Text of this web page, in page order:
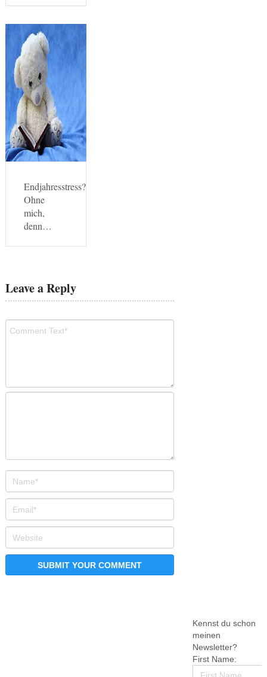
Endjahresstress?
Ohne
mich,
denn…
Leave a Reply
Kennst du schon
meinen
Newsletter?
First Name: